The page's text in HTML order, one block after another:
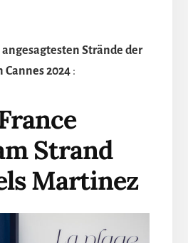
angesagtesten Strände der
2024:
Strand
Martinez